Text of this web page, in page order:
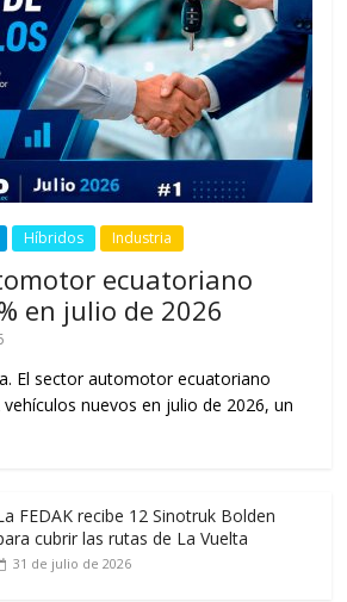
Híbridos Industria
ecuatoriano
en julio de 2026
El sector automotor ecuatoriano
nuevos en julio de 2026, un
FEDAK recibe 12 Sinotruk Bolden
cubrir las rutas de La Vuelta
31 de julio de 2026